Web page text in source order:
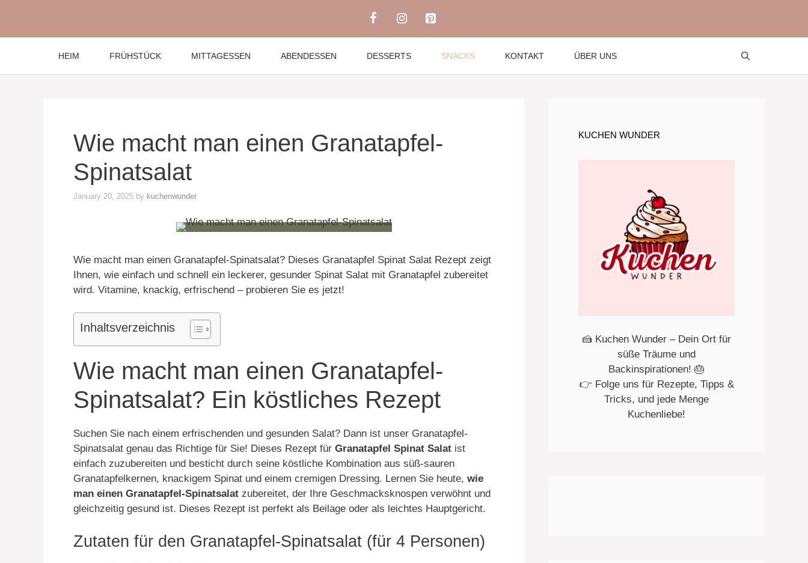
content
HEIM FRÜHSTÜCK MITTAGESSEN ABENDESSEN DESSERTS SNACKS KONTAKT ÜBER UNS
Wie macht man einen Granatapfel-
Spinatsalat
January 20, 2025 by kuchenwunder
Wie macht man einen Granatapfel-Spinatsalat? Dieses Granatapfel Spinat Salat Rezept zeigt
Ihnen, wie einfach und schnell ein leckerer, gesunder Spinat Salat mit Granatapfel zubereitet
wird. Vitamine, knackig, erfrischend – probieren Sie es jetzt!
Inhaltsverzeichnis
Wie macht man einen Granatapfel-
Spinatsalat? Ein köstliches Rezept
Suchen Sie nach einem erfrischenden und gesunden Salat? Dann ist unser Granatapfel-
Spinatsalat genau das Richtige für Sie! Dieses Rezept für Granatapfel Spinat Salat ist
einfach zuzubereiten und besticht durch seine köstliche Kombination aus süß-sauren
Granatapfelkernen, knackigem Spinat und einem cremigen Dressing. Lernen Sie heute, wie
man einen Granatapfel-Spinatsalat zubereitet, der Ihre Geschmacksknospen verwöhnt und
gleichzeitig gesund ist. Dieses Rezept ist perfekt als Beilage oder als leichtes Hauptgericht.
Zutaten für den Granatapfel-Spinatsalat (für 4 Personen)
KUCHEN WUNDER
🍰 Kuchen Wunder – Dein Ort für
süße Träume und
Backinspirationen! 🎂
👉 Folge uns für Rezepte, Tipps &
Tricks, und jede Menge
Kuchenliebe!